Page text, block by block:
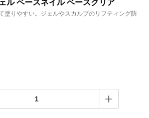
ル ベースネイル ベースクリア
塗りやすい。ジェルやスカルプのリフティング防